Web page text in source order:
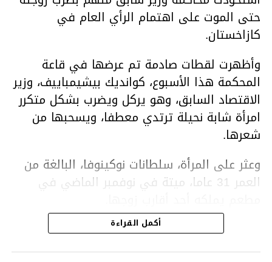
حتى الموت على اهتمام الرأي العام في
كازاخستان.
وأظهرت لقطات صادمة تم عرضها في قاعة
المحكمة هذا الأسبوع، كوانديك بيشيمباييف، وزير
الاقتصاد السابق، وهو يركل ويضرب بشكل متكرر
امرأة شابة نحيلة ترتدي معطفا، ويسحبها من
شعرها.
وعثر على المرأة، سلطانات نوكينوفا، البالغة من
العمر 31 عاما، ميتة في نوفمبر الماضي في
ووفقا لتقرير الطبيب الشرعي، توفيت نوكينوفا
متأثرة بصدمة في الدماغ، وكانت إحدى عظام
أكمل القراءة